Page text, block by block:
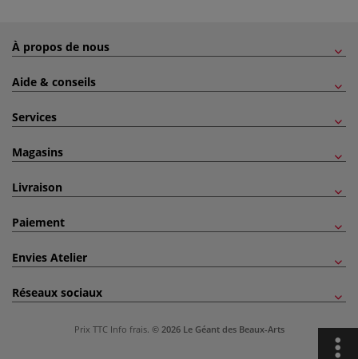
À propos de nous
Aide & conseils
Services
Magasins
Livraison
Paiement
Envies Atelier
Réseaux sociaux
Prix TTC Info frais. © 2026 Le Géant des Beaux-Arts